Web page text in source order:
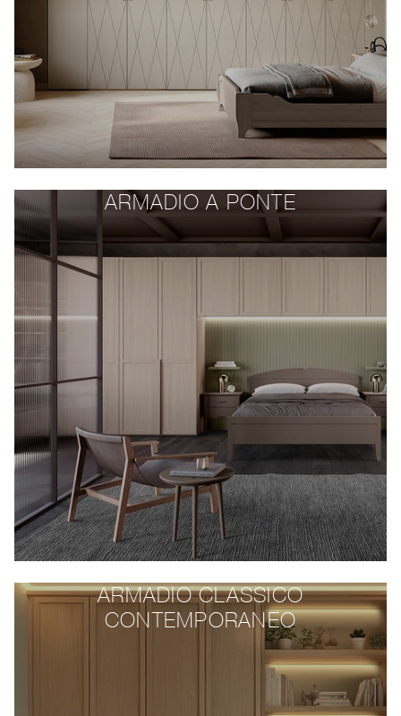
ARMADIO A PONTE
ARMADIO CLASSICO
CONTEMPORANEO